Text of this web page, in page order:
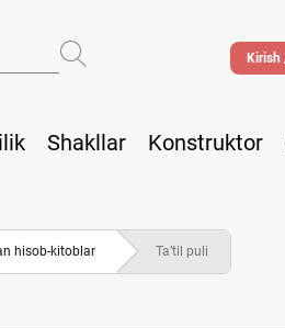
Kirish
Shakllar Konstruktor
hisob-kitoblar Ta’til puli